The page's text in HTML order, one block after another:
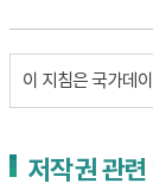
이 지침은 국가데
저작권 관련